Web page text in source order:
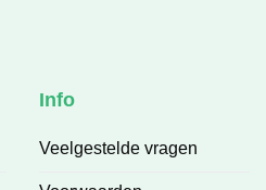
Info
Veelgestelde vragen